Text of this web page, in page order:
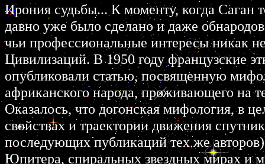
Ирония судьбы... К моменту, когда Саган
давно уже было сделано и даже
чьи профессиональные интересы никак
Цивилизаций. В 1950 году французские
опубликовали статью, посвященную
африканского народа, проживающего на
Оказалось, что догонская мифология, в
свойствах и траектории движения
последующих публикаций тех же
Юпитера, спиральных звездных мирах и